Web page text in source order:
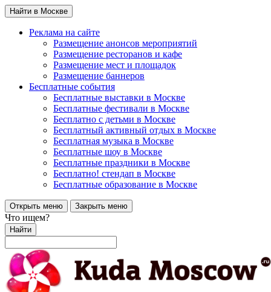
Найти в Москве
Реклама на сайте
Размещение анонсов мероприятий
Размещение ресторанов и кафе
Размещение мест и площадок
Размещение баннеров
Бесплатные события
Бесплатные выставки в Москве
Бесплатные фестивали в Москве
Бесплатно с детьми в Москве
Бесплатный активный отдых в Москве
Бесплатная музыка в Москве
Бесплатные шоу в Москве
Бесплатные праздники в Москве
Бесплатно! стендап в Москве
Бесплатные образование в Москве
Открыть меню Закрыть меню
Что ищем?
Найти